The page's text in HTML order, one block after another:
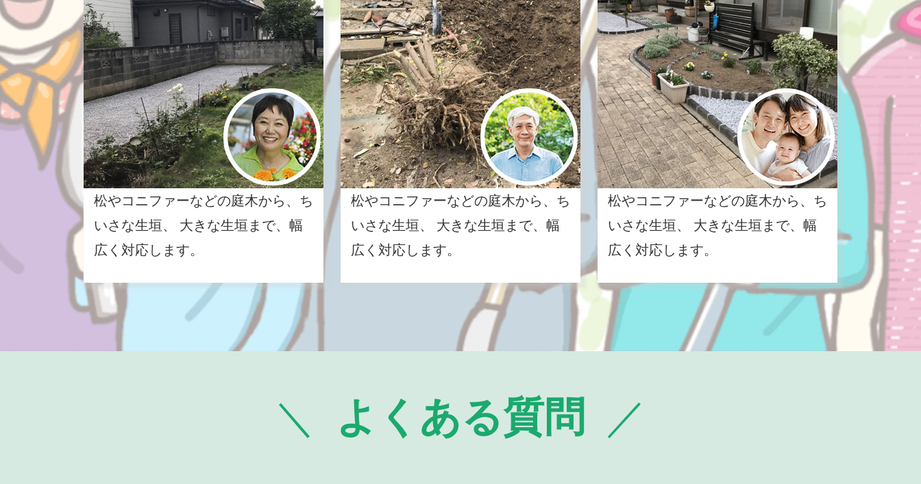
松やコニファーなどの庭木から、ち
いさな生垣、 大きな生垣まで、幅
広く対応します。
松やコニファーなどの庭木から、ち
いさな生垣、 大きな生垣まで、幅
広く対応します。
松やコニファーなどの庭木から、ち
いさな生垣、 大きな生垣まで、幅
広く対応します。
よくある質問